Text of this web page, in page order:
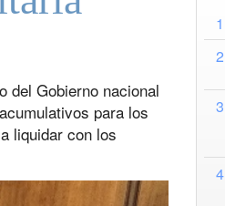
del Gobierno nacional
para los
liquidar con los
Next
1
2
3
4